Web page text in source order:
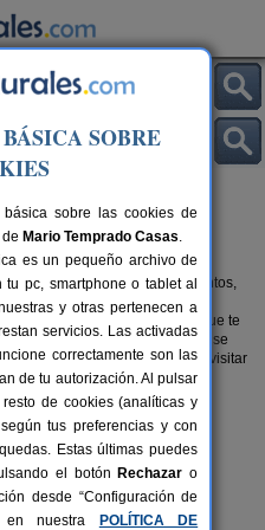
entre estos grandes alojamientos,
y vive cada momento de
que te
servicios, y reserva el que más se
familiar, te recomendamos visitar
León.
SOBRE
sobre las cookies de
Mario Temprado Casas.
es un pequeño archivo de
pc, smartphone o tablet al
y otras pertenecen a
servicios. Las activadas
correctamente son las
de tu autorización. Al pulsar
de cookies (analíticas y
tus preferencias y con
Estas últimas puedes
el botón Rechazar o
desde “Configuración de
en nuestra
POLÍTICA DE